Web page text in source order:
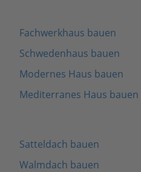
Fachwerkhaus bauen
Schwedenhaus bauen
Modernes Haus bauen
Mediterranes Haus bauen
Satteldach bauen
Walmdach bauen